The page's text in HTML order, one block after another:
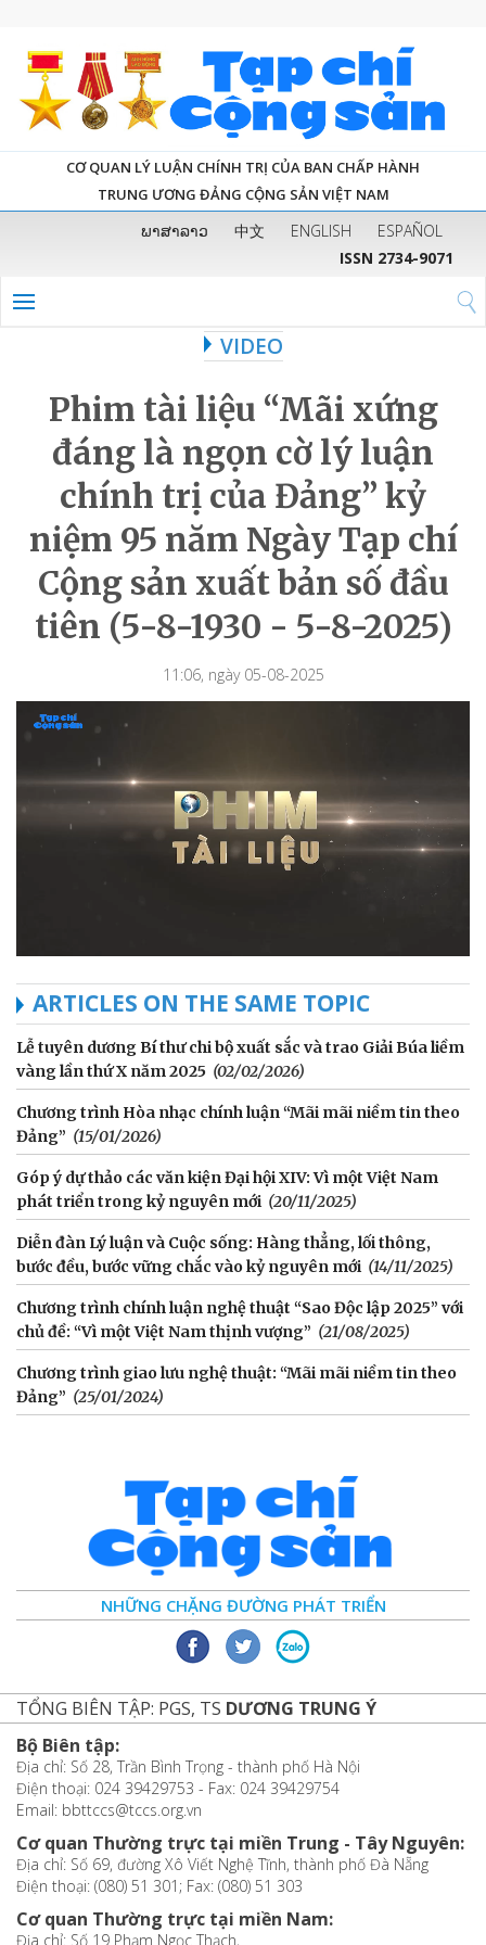
CƠ QUAN LÝ LUẬN CHÍNH TRỊ CỦA BAN CHẤP HÀNH
TRUNG ƯƠNG ĐẢNG CỘNG SẢN VIỆT NAM
ພາສາລາວ 中文 ENGLISH
ESPAÑOL
ISSN 2734-9071
VIDEO
Phim tài liệu “Mãi xứng
đáng là ngọn cờ lý luận
chính trị của Đảng” kỷ
niệm 95 năm Ngày Tạp chí
Cộng sản xuất bản số đầu
tiên (5-8-1930 - 5-8-2025)
11:06, ngày 05-08-2025
ARTICLES ON THE SAME TOPIC
Lễ tuyên dương Bí thư chi bộ xuất sắc và trao Giải Búa liềm
vàng lần thứ X năm 2025 (02/02/2026)
Chương trình Hòa nhạc chính luận “Mãi mãi niềm tin theo
Đảng” (15/01/2026)
Góp ý dự thảo các văn kiện Đại hội XIV: Vì một Việt Nam
phát triển trong kỷ nguyên mới (20/11/2025)
Diễn đàn Lý luận và Cuộc sống: Hàng thẳng, lối thông,
bước đều, bước vững chắc vào kỷ nguyên mới (14/11/2025)
Chương trình chính luận nghệ thuật “Sao Độc lập 2025” với
chủ đề: “Vì một Việt Nam thịnh vượng” (21/08/2025)
Chương trình giao lưu nghệ thuật: “Mãi mãi niềm tin theo
Đảng” (25/01/2024)
NHỮNG CHẶNG ĐƯỜNG PHÁT TRIỂN
TỔNG BIÊN TẬP: PGS, TS DƯƠNG TRUNG Ý
Bộ Biên tập:
Địa chỉ: Số 28, Trần Bình Trọng - thành phố Hà Nội
Điện thoại: 024 39429753 - Fax: 024 39429754
Email: bbttccs@tccs.org.vn
Cơ quan Thường trực tại miền Trung - Tây Nguyên:
Địa chỉ: Số 69, đường Xô Viết Nghệ Tĩnh, thành phố Đà Nẵng
Điện thoại: (080) 51 301; Fax: (080) 51 303
Cơ quan Thường trực tại miền Nam:
Địa chỉ: Số 19 Phạm Ngọc Thạch,